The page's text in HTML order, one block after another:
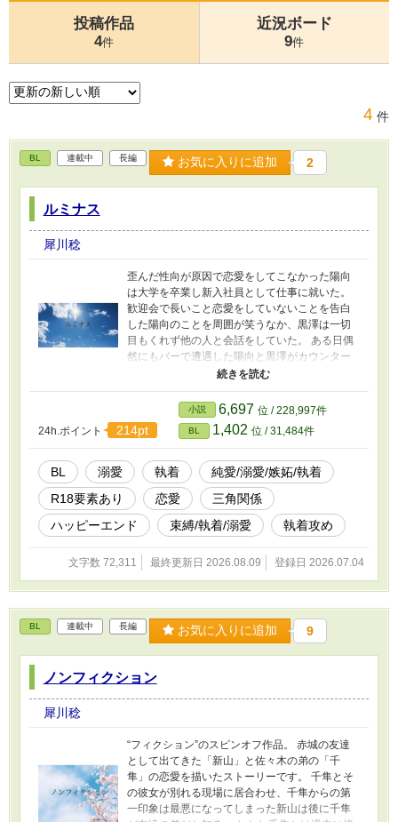
投稿作品
4件
近況ボード
9件
4 件
BL 連載中 長編 お気に入りに追加 2
ルミナス
犀川稔
歪んだ性向が原因で恋愛をしてこなかった陽向
は大学を卒業し新入社員として仕事に就いた。
歓迎会で長いこと恋愛をしていないことを告白
した陽向のことを周囲が笑うなか、黒澤は一切
目もくれず他の人と会話をしていた。 ある日偶
然にもバーで遭遇した陽向と黒澤がカウンター
で話をしていると陽向の知り合いだと言うその
ことがきっかけとなり二人の関係は徐々に変わ
っていき・・・。 ----------------------------------------
--------------- このお話は一部r18要素を含みます。
ご注意ください。
24h.ポイント 214pt
小説 6,697 位 / 228,997件
BL 1,402 位 / 31,484件
BL 溺愛 執着
純愛/溺愛/嫉妬/執着
R18要素あり
恋愛
三角関係
ハッピーエンド
束縛/執着/溺愛 執着攻め
文字数 72,311 最終更新日 2026.08.09 登録日 2026.07.04
BL 連載中 長編 お気に入りに追加 9
ノンフィクション
犀川稔
“フィクション”のスピンオフ作品。 赤城の友達
として出てきた「新山」と佐々木の弟の「千
隼」の恋愛を描いたストーリーです。 千隼とそ
の彼女が別れる現場に居合わせ、千隼からの第
一印象は最悪になってしまった新山は後に千隼